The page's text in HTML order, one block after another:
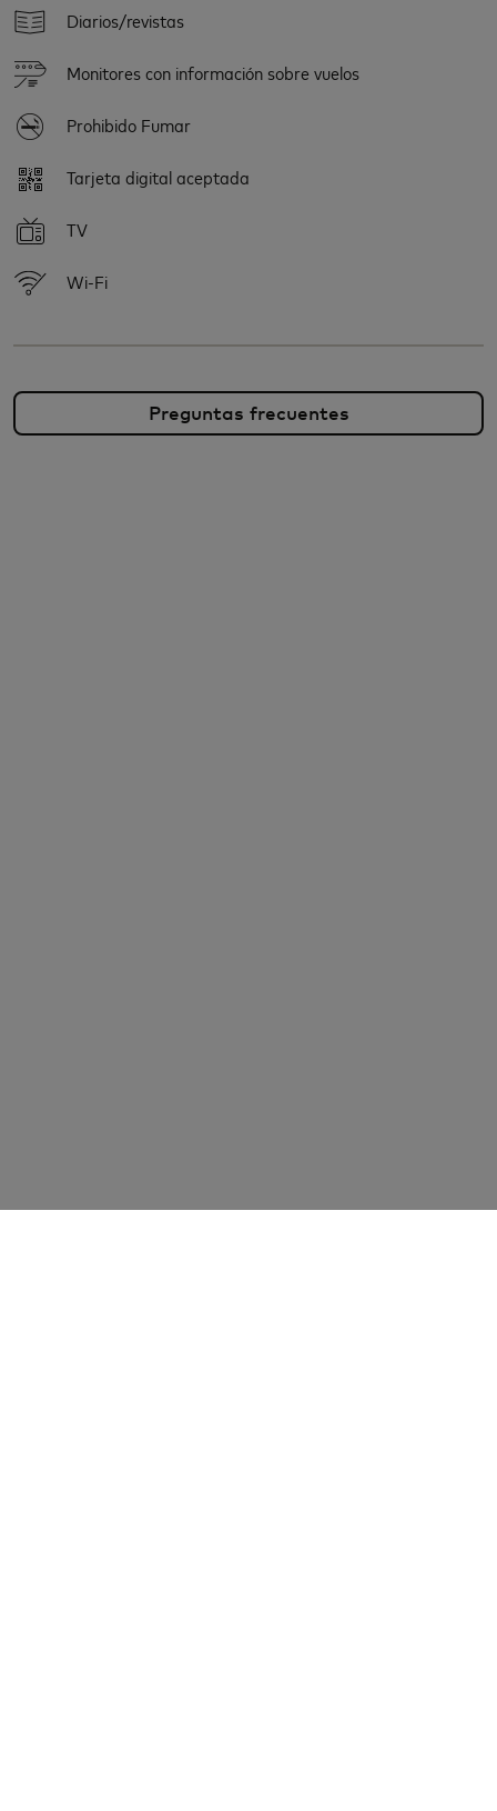
Diarios/revistas
Monitores con información sobre vuelos
Prohibido Fumar
Tarjeta digital aceptada
TV
Wi-Fi
Preguntas frecuentes